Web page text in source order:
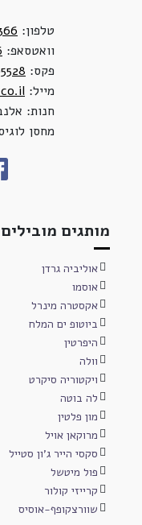
טלפון:
וואטסאפ:
פקס:
מייל:
חנות: אלנבי 33 תל
מחסן
מותגים מובילים
אוליביה גרדן
אוסמו
אקסטרה מינרל
ביוטופ ים המלח
היפרטין
וולה
ויקטוריה סיקרט
לה בוטה
מון פלטין
מרוקאן אויל
סקסי הייר ג'ון סטייל
פול מיטשל
קרייזי קולור
שוורצקופף-אוסיס